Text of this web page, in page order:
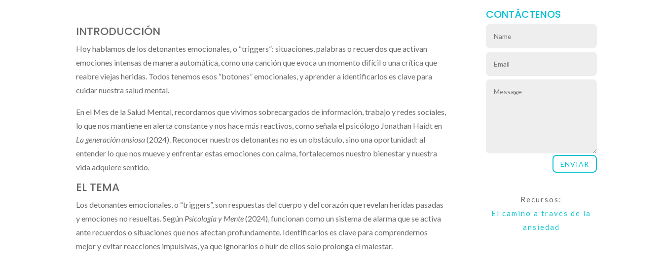
INTRODUCCIÓN
Hoy hablamos de los detonantes emocionales, o “triggers”: situaciones, palabras o recuerdos que activan
emociones intensas de manera automática, como una canción que evoca un momento difícil o una crítica que
reabre viejas heridas. Todos tenemos esos “botones” emocionales, y aprender a identificarlos es clave para
cuidar nuestra salud mental.
En el Mes de la Salud Mental, recordamos que vivimos sobrecargados de información, trabajo y redes sociales,
lo que nos mantiene en alerta constante y nos hace más reactivos, como señala el psicólogo Jonathan Haidt en
La generación ansiosa(2024). Reconocer nuestros detonantes no es un obstáculo, sino una oportunidad: al
entender lo que nos mueve y enfrentar estas emociones con calma, fortalecemos nuestro bienestar y nuestra
vida adquiere sentido.
EL TEMA
Los detonantes emocionales, o “triggers”, son respuestas del cuerpo y del corazón que revelan heridas pasadas
y emociones no resueltas. Según Psicología y Mente(2024), funcionan como un sistema de alarma que se activa
ante recuerdos o situaciones que nos afectan profundamente. Identificarlos es clave para comprendernos
mejor y evitar reacciones impulsivas, ya que ignorarlos o huir de ellos solo prolonga el malestar.
CONTÁCTENOS
ENVIAR
Recursos:
El camino a través de la
ansiedad